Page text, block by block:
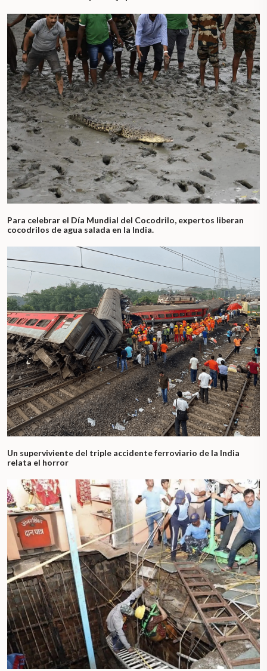
Para celebrar el Día Mundial del Cocodrilo, expertos liberan
cocodrilos de agua salada en la India.
Un superviviente del triple accidente ferroviario de la India
relata el horror